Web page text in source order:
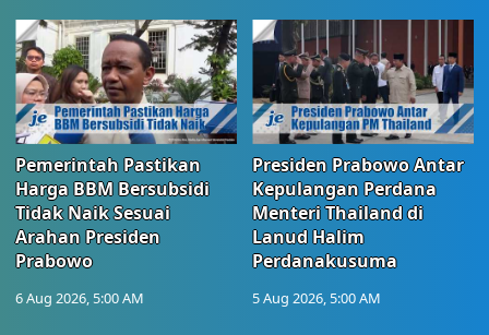
Pemerintah Pastikan
Harga BBM Bersubsidi
Tidak Naik Sesuai
Arahan Presiden
Prabowo
6 Aug 2026, 5:00 AM
Presiden Prabowo Antar
Kepulangan Perdana
Menteri Thailand di
Lanud Halim
Perdanakusuma
5 Aug 2026, 5:00 AM